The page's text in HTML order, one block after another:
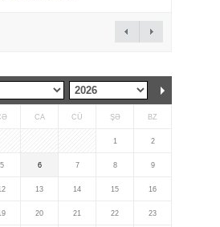
CA CÜ ŞƏ BZ
1 2
5 6 7 8 9
13 14 15 16
20 21 22 23